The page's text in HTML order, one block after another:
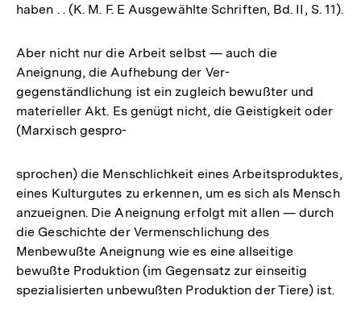
haben . . (K. M. F. E Ausgewählte Schriften, Bd. II, S. 11).
Aber nicht nur die Arbeit selbst — auch die
Aneignung, die Aufhebung der Ver-
gegenständlichung ist ein zugleich bewußter und
materieller Akt. Es genügt nicht, die Geistigkeit oder
(Marxisch gespro-
sprochen) die Menschlichkeit eines Arbeitsproduktes,
eines Kulturgutes zu erkennen, um es sich als Mensch
anzueignen. Die Aneignung erfolgt mit allen — durch
die Geschichte der Vermenschlichung des
Menbewußte Aneignung wie es eine allseitige
bewußte Produktion (im Gegensatz zur einseitig
spezialisierten unbewußten Produktion der Tiere) ist.